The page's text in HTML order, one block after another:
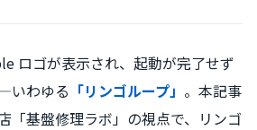
ロゴが表示され、起動が完了せず
いわゆる 「リンゴループ」 。本記事
「基盤修理ラボ」の視点で、リンゴ